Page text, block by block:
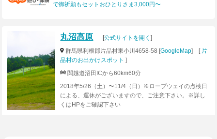
で御祈願もセットおひとりさま3,000円〜
丸沼高原 [公式サイトを開く]
群馬県利根郡片品村東小川4658-58 [GoogleMap] [ 片
品村のお出かけスポット ]
関越道沼田ICから60km60分
2018年5/26（土）〜11/4（日）※ロープウェイの点検日
による、運休がございますので、ご注意下さい。※詳し
くはHPをご確認下さい